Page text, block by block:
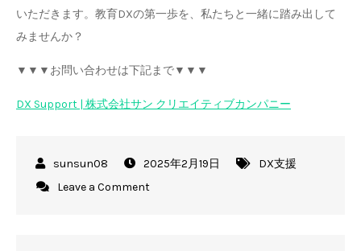
いただきます。教育DXの第一歩を、私たちと一緒に踏み出して
みませんか？
▼▼▼お問い合わせは下記まで▼▼▼
DX Support | 株式会社サン クリエイティブカンパニー
2025年2月19日
DX支援
Leave a Comment